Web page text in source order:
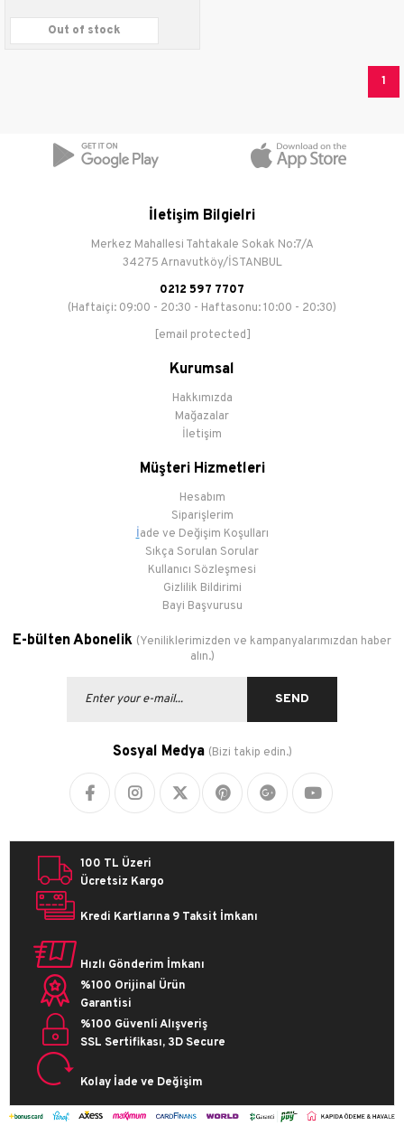
Out of stock
1
İletişim Bilgielri
Merkez Mahallesi Tahtakale Sokak No:7/A
34275 Arnavutköy/İSTANBUL
0212 597 7707
(Haftaiçi: 09:00 - 20:30 - Haftasonu: 10:00 - 20:30)
[email protected]
Kurumsal
Hakkımızda
Mağazalar
İletişim
Müşteri Hizmetleri
Hesabım
Siparişlerim
İade ve Değişim Koşulları
Sıkça Sorulan Sorular
Kullanıcı Sözleşmesi
Gizlilik Bildirimi
Bayi Başvurusu
E-bülten Abonelik (Yeniliklerimizden ve kampanyalarımızdan haber
alın.)
SEND
Sosyal Medya (Bizi takip edin.)
100 TL Üzeri
Ücretsiz Kargo
Kredi Kartlarına 9 Taksit İmkanı
Hızlı Gönderim İmkanı
%100 Orijinal Ürün
Garantisi
%100 Güvenli Alışveriş
SSL Sertifikası, 3D Secure
Kolay İade ve Değişim